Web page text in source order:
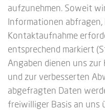
aufzunehmen. Soweit
Informationen
Kontaktaufnahme
entsprechend markiert
Angaben dienen uns
und zur verbesserten
abgefragten Daten
freiwilliger Basis an uns